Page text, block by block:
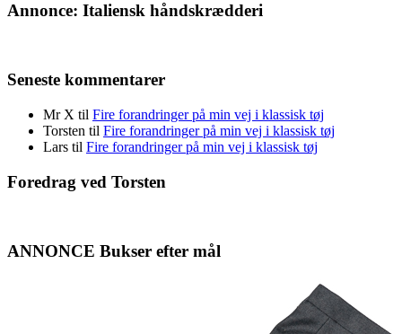
Annonce: Italiensk håndskrædderi
Seneste kommentarer
Mr X til Fire forandringer på min vej i klassisk tøj
Torsten til Fire forandringer på min vej i klassisk tøj
Lars til Fire forandringer på min vej i klassisk tøj
Foredrag ved Torsten
ANNONCE Bukser efter mål